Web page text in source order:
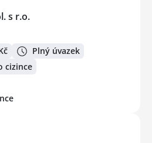
s r.o.
Plný úvazek
cizince